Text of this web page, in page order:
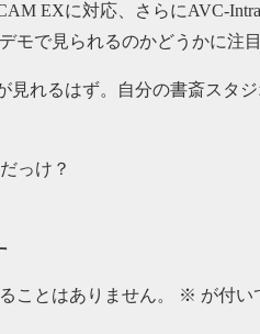
EXに対応、さらにAVC-
モで見られるのかどうかに注目
見れるはず。自分の書斎スタ
っけ？
ことはありません。 ※ が付い